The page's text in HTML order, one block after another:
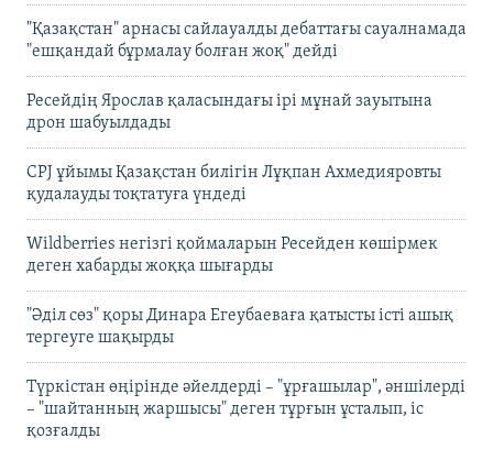
"Қазақстан" арнасы сайлауалды дебаттағы сауалнамада
"ешқандай бұрмалау болған жоқ" дейді
Ресейдің Ярослав қаласындағы ірі мұнай зауытына
дрон шабуылдады
CPJ ұйымы Қазақстан билігін Лұқпан Ахмедияровты
қудалауды тоқтатуға үндеді
Wildberries негізгі қоймаларын Ресейден көшірмек
деген хабарды жоққа шығарды
"Әділ сөз" қоры Динара Егеубаеваға қатысты істі ашық
тергеуге шақырды
Түркістан өңірінде әйелдерді – "ұрғашылар", әншілерді
– "шайтанның жаршысы" деген тұрғын ұсталып, іс
қозғалды